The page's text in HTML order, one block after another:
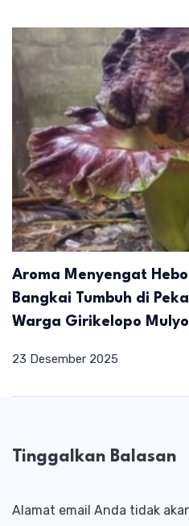
Aroma Menyengat
Bangkai Tumbuh di
Warga Girikelopo Mulyo
23 Desember 2025
Tinggalkan Balasan
Alamat email Anda tidak